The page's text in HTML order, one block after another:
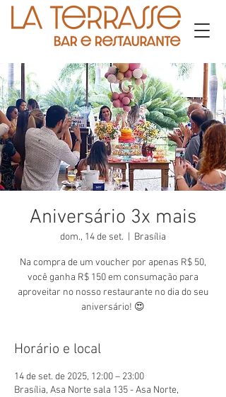
Aniversário 3x mais
dom., 14 de set. Brasília
Na compra de um voucher por apenas R$ 50,
você ganha R$ 150 em consumação para
aproveitar no nosso restaurante no dia do seu
aniversário! 😍
Horário e local
14 de set. de 2025, 12:00 – 23:00
Brasília, Asa Norte sala 135 - Asa Norte,